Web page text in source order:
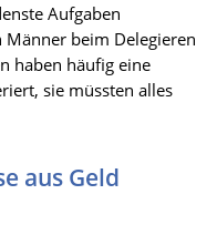
Aufgaben
Männer beim Delegieren
haben häufig eine
sie müssten alles
aus Geld